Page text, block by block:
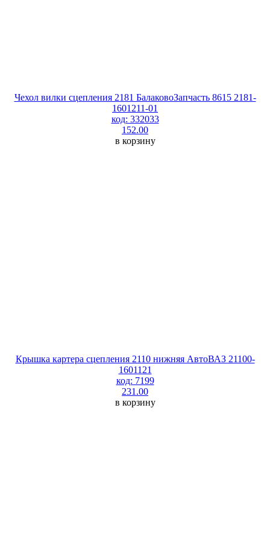
Чехол вилки сцепления 2181 БалаковоЗапчасть 8615 2181-
1601211-01
код: 332033
152.00
в корзину
Крышка картера сцепления 2110 нижняя АвтоВАЗ 21100-
1601121
код: 7199
231.00
в корзину